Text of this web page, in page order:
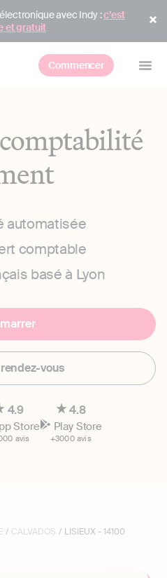
avec Indy :c’est
et gratuit
Commencer
automatisée
comptable
basé à Lyon
vous
4.9
Store
avis
4.8
Play Store
+3000 avis
/ CALVADOS / LISIEUX - 14100